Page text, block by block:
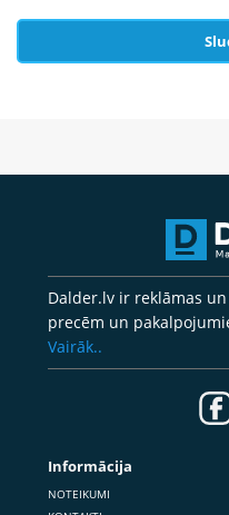
Dalder.lv ir reklāmas
precēm un
Vairāk..
Informācija
NOTEIKUMI